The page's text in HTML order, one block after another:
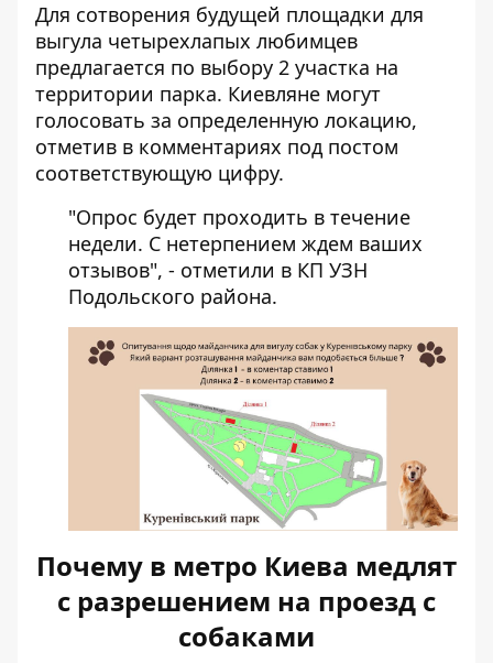
Для сотворения будущей площадки для
выгула четырехлапых любимцев
предлагается по выбору 2 участка на
территории парка. Киевляне могут
голосовать за определенную локацию,
отметив в комментариях под постом
соответствующую цифру.
"Опрос будет проходить в течение
недели. С нетерпением ждем ваших
отзывов", - отметили в КП УЗН
Подольского района.
Почему в метро Киева медлят
с разрешением на проезд с
собаками